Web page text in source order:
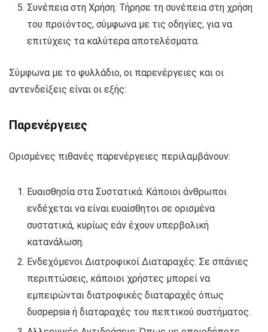
Συνέπεια στη Χρήση: Τήρησε τη συνέπεια στη χρήση
του προϊόντος, σύμφωνα με τις οδηγίες, για να
επιτύχεις τα καλύτερα αποτελέσματα.
Σύμφωνα με το φυλλάδιο, οι παρενέργειες και οι
αντενδείξεις είναι οι εξής:
Παρενέργειες
Ορισμένες πιθανές παρενέργειες περιλαμβάνουν:
Ευαισθησία στα Συστατικά: Κάποιοι άνθρωποι
ενδέχεται να είναι ευαίσθητοι σε ορισμένα
συστατικά, κυρίως εάν έχουν υπερβολική
κατανάλωση.
Ενδεχόμενοι Διατροφικοί Διαταραχές: Σε σπάνιες
περιπτώσεις, κάποιοι χρήστες μπορεί να
εμπειρώνται διατροφικές διαταραχές όπως
δυσpepsia ή διαταραχές του πεπτικού συστήματος.